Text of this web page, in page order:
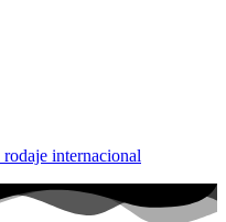
internacional